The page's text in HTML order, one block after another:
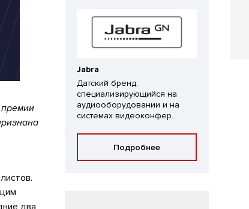
Jabra
Датский бренд,
специализирующийся на
аудиооборудовании и на
системах видеоконфер...
Подробнее